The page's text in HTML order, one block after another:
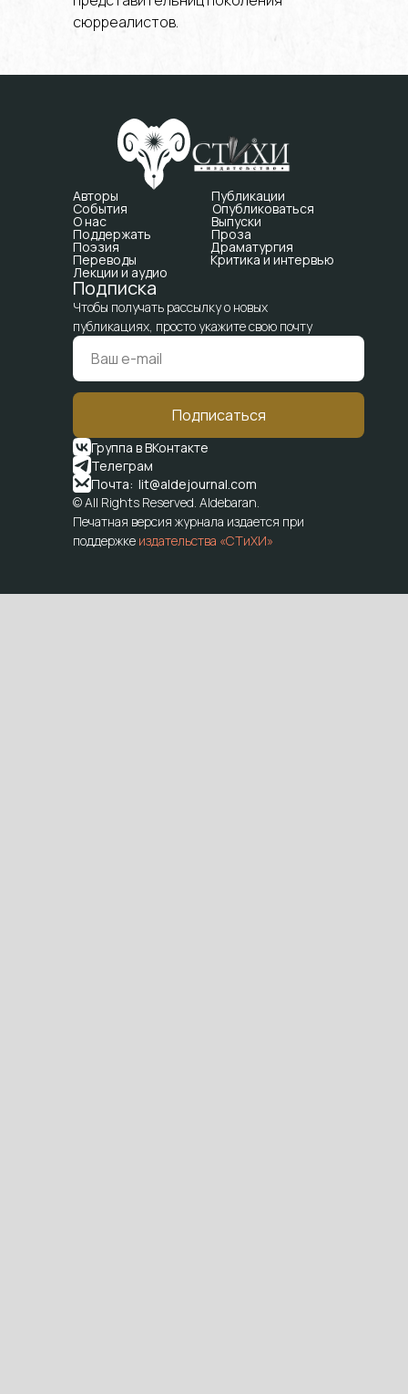
сюрреалистов.
Авторы Публикации
События Опубликоваться
О нас Выпуски
Поддержать Проза
Поэзия Драматургия
Переводы Критика и интервью
Лекции и аудио
Подписка
Чтобы получать рассылку о новых
публикациях, просто укажите свою почту
Подписаться
Группа в ВКонтакте
Телеграм
Почта: lit@aldejournal.com
© All Rights Reserved. Aldebaran.
Печатная версия журнала издается при
поддержке издательства «СТиХИ»